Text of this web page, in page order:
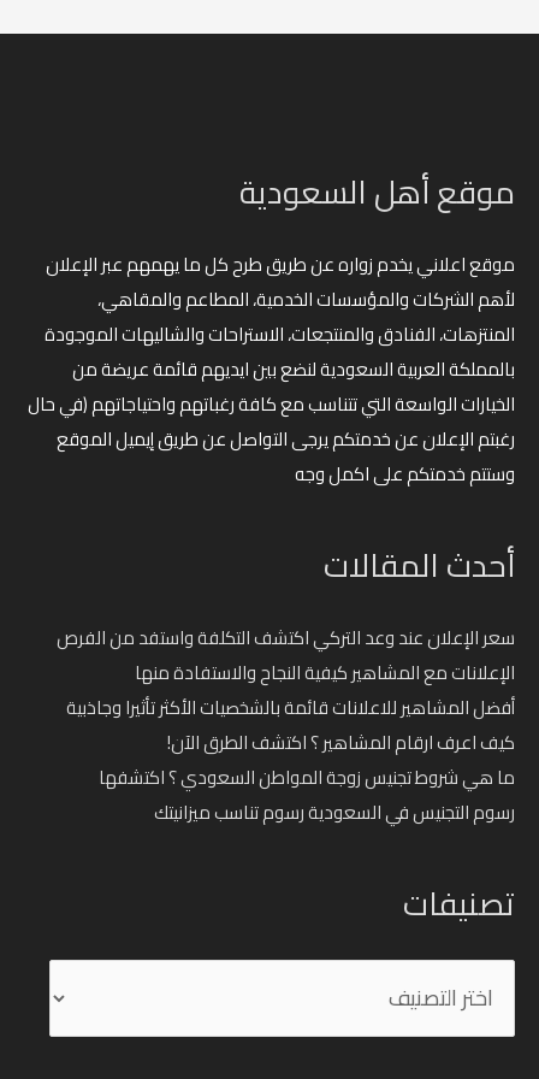
موقع أهل السعودية
موقع اعلاني يخدم زواره عن طريق طرح كل ما يهمهم عبر الإعلان
لأهم الشركات والمؤسسات الخدمية، المطاعم والمقاهي،
المنتزهات، الفنادق والمنتجعات، الاستراحات والشاليهات الموجودة
بالمملكة العربية السعودية لنضع بين ايديهم قائمة عريضة من
الخيارات الواسعة التي تتناسب مع كافة رغباتهم واحتياجاتهم (في حال
رغبتم الإعلان عن خدمتكم يرجى التواصل عن طريق إيميل الموقع
وستتم خدمتكم على اكمل وجه
أحدث المقالات
سعر الإعلان عند وعد التركي اكتشف التكلفة واستفد من الفرص
الإعلانات مع المشاهير كيفية النجاح والاستفادة منها
أفضل المشاهير للاعلانات قائمة بالشخصيات الأكثر تأثيرا وجاذبية
كيف اعرف ارقام المشاهير ؟ اكتشف الطرق الآن!
ما هي شروط تجنيس زوجة المواطن السعودي ؟ اكتشفها
رسوم التجنيس في السعودية رسوم تناسب ميزانيتك
تصنيفات